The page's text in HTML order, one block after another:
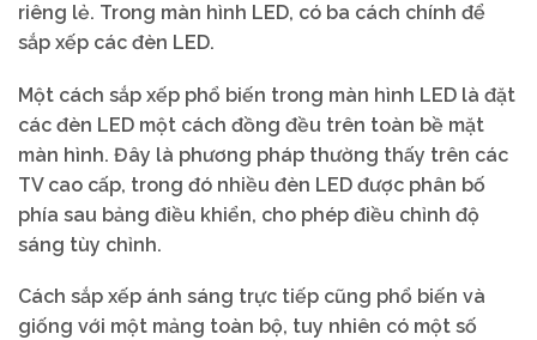
riêng lẻ. Trong màn hình LED, có ba cách chính để
sắp xếp các đèn LED.
Một cách sắp xếp phổ biến trong màn hình LED là đặt
các đèn LED một cách đồng đều trên toàn bề mặt
màn hình. Đây là phương pháp thường thấy trên các
TV cao cấp, trong đó nhiều đèn LED được phân bố
phía sau bảng điều khiển, cho phép điều chỉnh độ
sáng tùy chỉnh.
Cách sắp xếp ánh sáng trực tiếp cũng phổ biến và
giống với một mảng toàn bộ, tuy nhiên có một số